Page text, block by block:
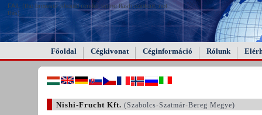
FAIL (the browser should render some flash content, not
this).
Főoldal Cégkivonat Céginformáció Rólunk
Nishi-Frucht Kft. (Szabolcs-Szatmár-Bereg Megye)